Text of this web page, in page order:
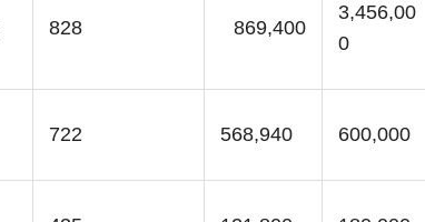
828 869,400
3,456,00
0
722 568,940 600,000